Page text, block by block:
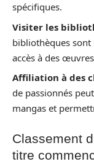
spécifiques.
Visiter les
bibliothèques sont
accès à des
Affiliation à des
de passionnés
mangas et
Classement
titre